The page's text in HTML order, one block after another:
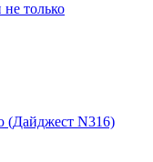
не только
(Дайджест N316)